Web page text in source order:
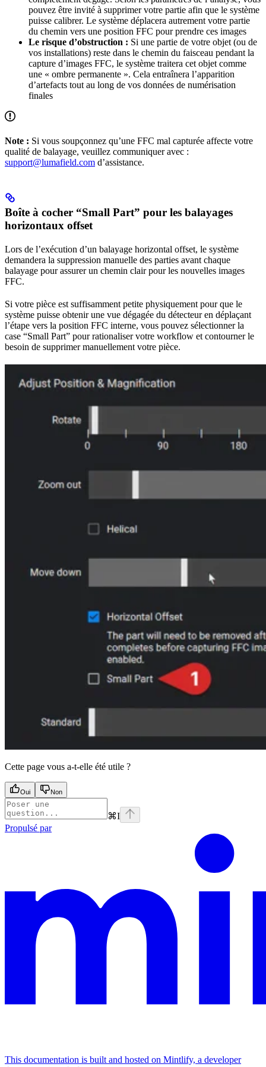
pouvez être invité à supprimer votre partie afin que le système
puisse calibrer. Le système déplacera autrement votre partie
du chemin vers une position FFC pour prendre ces images
Le risque d’obstruction : Si une partie de votre objet (ou de
vos installations) reste dans le chemin du faisceau pendant la
capture d’images FFC, le système traitera cet objet comme
une « ombre permanente ». Cela entraînera l’apparition
d’artefacts tout au long de vos données de numérisation
finales
Note : Si vous soupçonnez qu’une FFC mal capturée affecte votre
qualité de balayage, veuillez communiquer avec :
support@lumafield.com d’assistance.
Boîte à cocher “Small Part” pour les balayages
horizontaux offset
Lors de l’exécution d’un balayage horizontal offset, le système
demandera la suppression manuelle des parties avant chaque
balayage pour assurer un chemin clair pour les nouvelles images
FFC.
Si votre pièce est suffisamment petite physiquement pour que le
système puisse obtenir une vue dégagée du détecteur en déplaçant
l’étape vers la position FFC interne, vous pouvez sélectionner la
case “Small Part” pour rationaliser votre workflow et contourner le
besoin de supprimer manuellement votre pièce.
Cette page vous a-t-elle été utile ?
Oui Non
⌘I
Propulsé par
This documentation is built and hosted on Mintlify, a developer